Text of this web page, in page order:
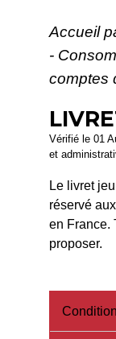
Accueil
-
comptes
Vérifié le 01
et
Le livret
réservé
en France.
proposer.